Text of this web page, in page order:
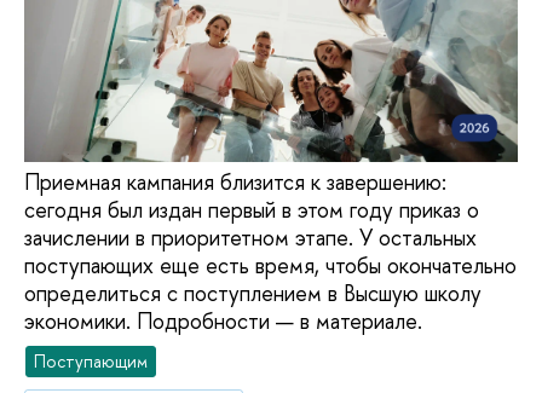
Приемная кампания близится к завершению:
сегодня был издан первый в этом году приказ о
зачислении в приоритетном этапе. У остальных
поступающих еще есть время, чтобы окончательно
определиться с поступлением в Высшую школу
экономики. Подробности — в материале.
Поступающим